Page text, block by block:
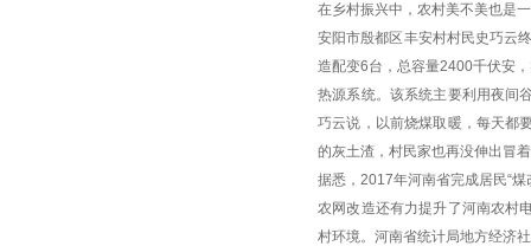
在乡村振兴中，农村美不美也是
安阳市殷都区丰安村村民史巧云
造配变6台，总容量2400千伏安
热源系统。该系统主要利用夜间
巧云说，以前烧煤取暖，每天都
的灰土渣，村民家也再没伸出冒
据悉，2017年河南省完成居民“
农网改造还有力提升了河南农村
村环境。河南省统计局地方经济